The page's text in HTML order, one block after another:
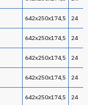
642х250х174,5 24
642х250х174,5 24
642х250х174,5 24
642х250х174,5 24
642х250х174,5 24